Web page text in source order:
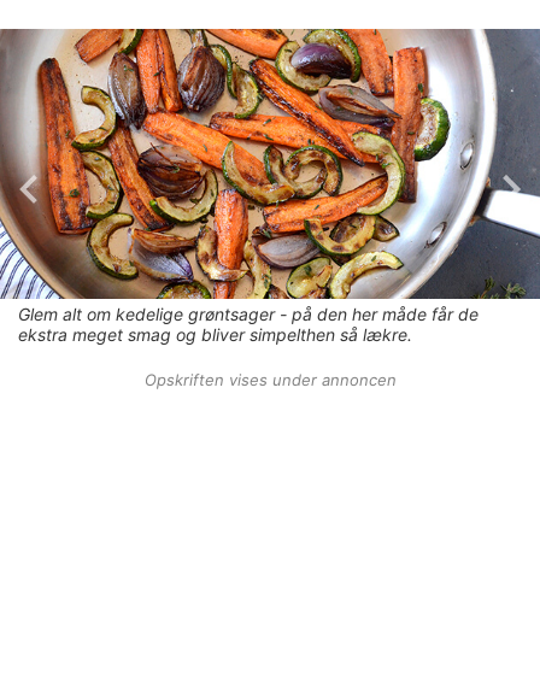
Glem alt om kedelige grøntsager - på den her måde får de
ekstra meget smag og bliver simpelthen så lækre.
Opskriften vises under annoncen